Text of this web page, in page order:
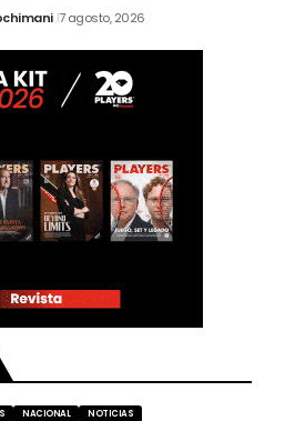
7 agosto, 2026
NACIONAL NOTICIAS